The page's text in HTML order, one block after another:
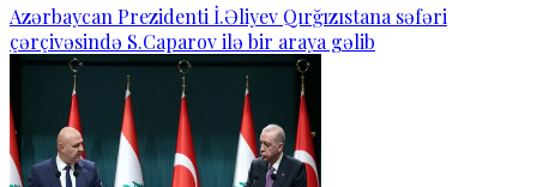
Azərbaycan Prezidenti İ.Əliyev Qırğızıstana səfəri
çərçivəsində S.Caparov ilə bir araya gəlib